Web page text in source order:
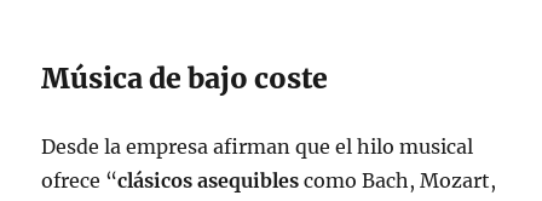
Música de bajo coste
Desde la empresa afirman que el hilo musical
ofrece “clásicos asequibles como Bach, Mozart,